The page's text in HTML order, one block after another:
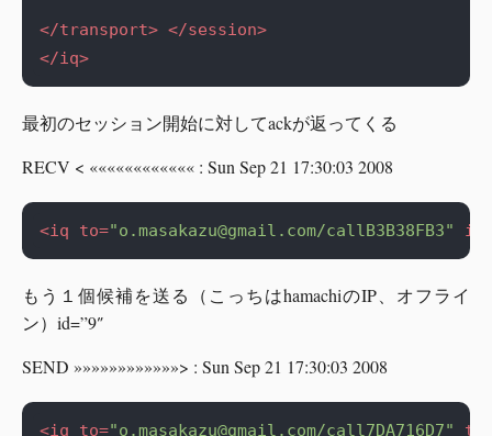
</transport> </session>
</iq>
最初のセッション開始に対してackが返ってくる
RECV < «««««««««««« : Sun Sep 21 17:30:03 2008
<iq to="o.masakazu@gmail.com/callB3B38FB3"
もう１個候補を送る（こっちはhamachiのIP、オフライ
ン）id=”9″
SEND »»»»»»»»»»»»> : Sun Sep 21 17:30:03 2008
<iq to="o.masakazu@gmail.com/call7DA716D7"